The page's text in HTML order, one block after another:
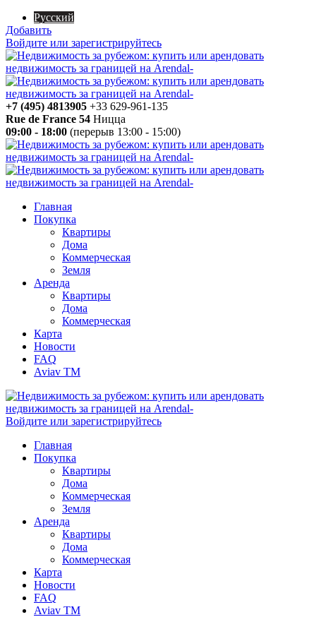
Русский
Добавить
Войдите или зарегистрируйтесь
+7 (495) 4813905 +33 629-961-135
Rue de France 54 Ницца
09:00 - 18:00 (перерыв 13:00 - 15:00)
Главная
Покупка
Квартиры
Дома
Коммерческая
Земля
Аренда
Квартиры
Дома
Коммерческая
Карта
Новости
FAQ
Aviav TM
Войдите или зарегистрируйтесь
Главная
Покупка
Квартиры
Дома
Коммерческая
Земля
Аренда
Квартиры
Дома
Коммерческая
Карта
Новости
FAQ
Aviav TM